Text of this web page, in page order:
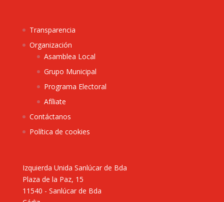
Transparencia
Organización
Asamblea Local
Grupo Municipal
Programa Electoral
Afíliate
Contáctanos
Política de cookies
Izquierda Unida Sanlúcar de Bda
Plaza de la Paz, 15
11540 - Sanlúcar de Bda